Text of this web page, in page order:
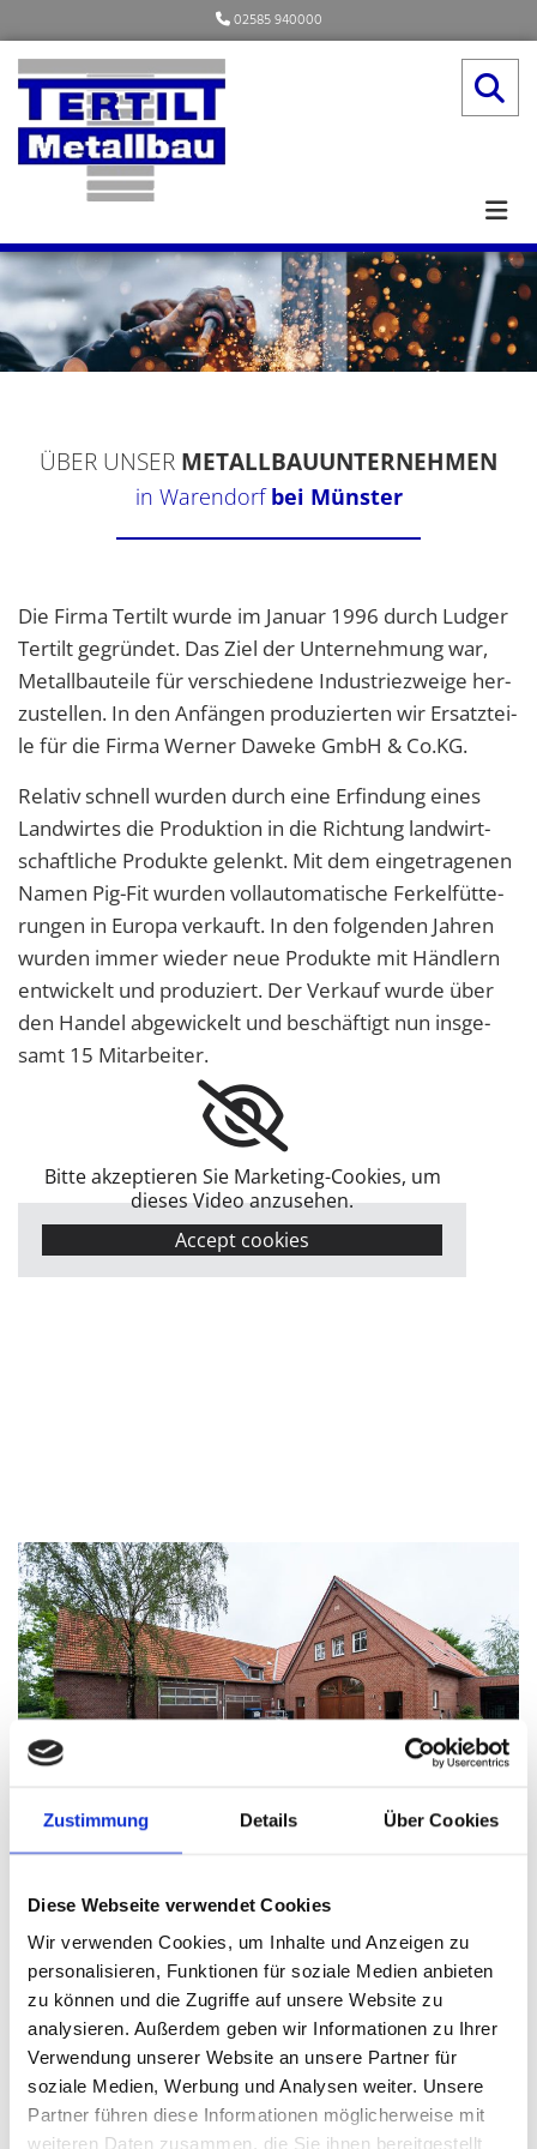
Zustimmung Details Über Cookies
Diese Webseite verwendet Cookies
Wir verwenden Cookies, um Inhalte und Anzeigen zu
personalisieren, Funktionen für soziale Medien anbieten
zu können und die Zugriffe auf unsere Website zu
analysieren. Außerdem geben wir Informationen zu Ihrer
Verwendung unserer Website an unsere Partner für
soziale Medien, Werbung und Analysen weiter. Unsere
Partner führen diese Informationen möglicherweise mit
weiteren Daten zusammen, die Sie ihnen bereitgestellt
02585 940000
ÜBER UNSER METALLBAUUNTERNEHMEN
in Warendorfbei Münster
Die Firma Ter­tilt wurde im Ja­nu­ar 1996 durch Lud­ger
Ter­tilt ge­grün­det. Das Ziel der Un­ter­neh­mung war,
Me­tall­bau­tei­le für ver­schie­de­ne In­dus­trie­zwei­ge her­
zu­stel­len. In den An­fän­gen pro­du­zier­ten wir Er­satz­tei­
le für die Firma Wer­ner Da­we­ke GmbH & Co.​KG.
Re­la­tiv schnell wur­den durch eine Er­fin­dung eines
Land­wir­tes die Pro­duk­ti­on in die Rich­tung land­wirt­
schaft­li­che Pro­duk­te ge­lenkt. Mit dem ein­ge­tra­ge­nen
Namen Pig-Fit wur­den voll­au­to­ma­ti­sche Fer­kel­füt­te­
run­gen in Eu­ro­pa ver­kauft. In den fol­gen­den Jah­ren
wur­den immer wie­der neue Pro­duk­te mit Händ­lern
ent­wi­ckelt und pro­du­ziert. Der Ver­kauf wurde über
den Han­del ab­ge­wi­ckelt und be­schäf­tigt nun ins­ge­
samt 15 Mit­ar­bei­ter.
Bitte akzeptieren Sie Marketing-Cookies, um
dieses Video anzusehen.
Accept cookies
1996 – 2004
Pro­duk­ti­ons­stät­te am Gro­ne­weg 30 in Wa­ren­dorf-
Fre­cken­horst
2004
Umzug zum jet­zi­gen Stand­ort Hol­trup 21, Wa­ren­dorf-
Hoet­mar